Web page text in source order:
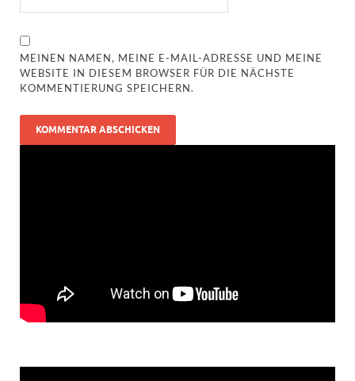
MEINEN NAMEN, MEINE E-MAIL-ADRESSE UND MEINE
WEBSITE IN DIESEM BROWSER FÜR DIE NÄCHSTE
KOMMENTIERUNG SPEICHERN.